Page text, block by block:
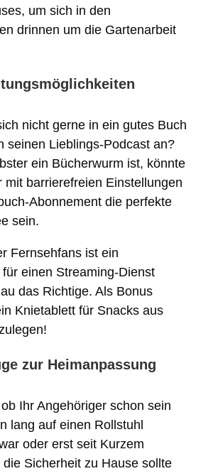
um sich in den
drinnen um die Gartenarbeit
nicht gerne in ein gutes Buch
seinen Lieblings-Podcast an?
ein Bücherwurm ist, könnte
mit barrierefreien Einstellungen
Abonnement die perfekte
sein.
Fernsehfans ist ein
einen Streaming-Dienst
das Richtige. Als Bonus
Knietablett für Snacks aus
zur Heimanpassung
Ihr Angehöriger schon sein
lang auf einen Rollstuhl
oder erst seit Kurzem
die Sicherheit zu Hause sollte